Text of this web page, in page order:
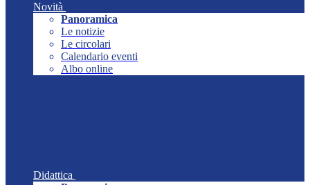
Novità
Panoramica
Le notizie
Le circolari
Calendario eventi
Albo online
Didattica